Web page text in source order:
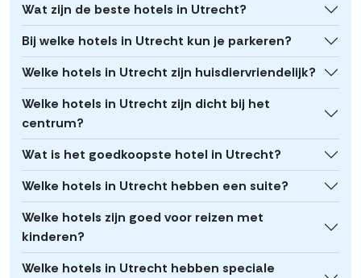
Wat zijn de beste hotels in Utrecht?
Bij welke hotels in Utrecht kun je parkeren?
Welke hotels in Utrecht zijn huisdiervriendelijk?
Welke hotels in Utrecht zijn dicht bij het
centrum?
Wat is het goedkoopste hotel in Utrecht?
Welke hotels in Utrecht hebben een suite?
Welke hotels zijn goed voor reizen met
kinderen?
Welke hotels in Utrecht hebben speciale